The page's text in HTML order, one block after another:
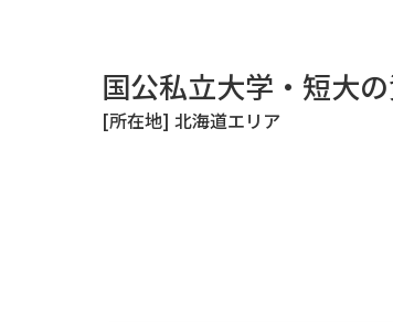
国公私立大学・短大
[所在地] 北海道エリア